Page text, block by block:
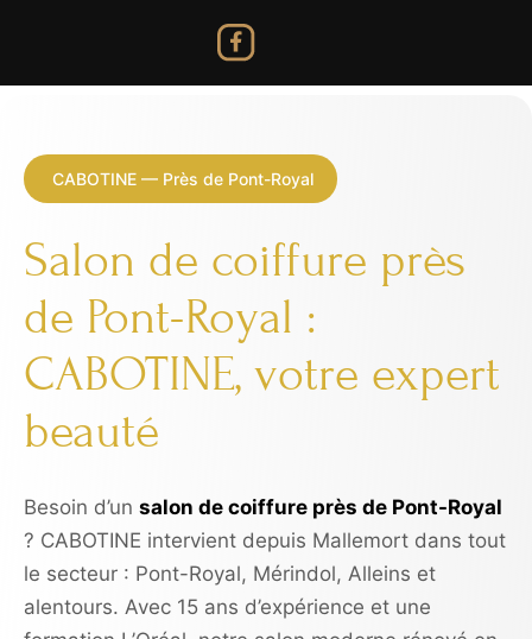
CABOTINE — Près de Pont-Royal
Salon de coiffure près
de Pont-Royal :
CABOTINE, votre expert
beauté
Besoin d’un salon de coiffure près de Pont-Royal
? CABOTINE intervient depuis Mallemort dans tout
le secteur : Pont-Royal, Mérindol, Alleins et
alentours. Avec 15 ans d’expérience et une